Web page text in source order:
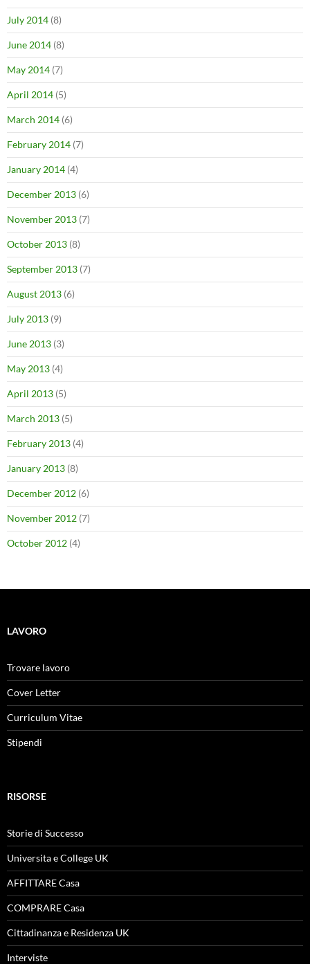
July 2014 (8)
June 2014 (8)
May 2014 (7)
April 2014 (5)
March 2014 (6)
February 2014 (7)
January 2014 (4)
December 2013 (6)
November 2013 (7)
October 2013 (8)
September 2013 (7)
August 2013 (6)
July 2013 (9)
June 2013 (3)
May 2013 (4)
April 2013 (5)
March 2013 (5)
February 2013 (4)
January 2013 (8)
December 2012 (6)
November 2012 (7)
October 2012 (4)
LAVORO
Trovare lavoro
Cover Letter
Curriculum Vitae
Stipendi
RISORSE
Storie di Successo
Universita e College UK
AFFITTARE Casa
COMPRARE Casa
Cittadinanza e Residenza UK
Interviste